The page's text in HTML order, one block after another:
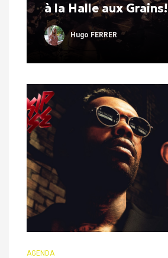
à la Halle aux Grains!
Hugo FERRER
AGENDA